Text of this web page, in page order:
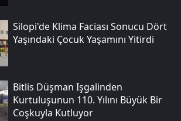
Silopi'de Klima Faciası Sonucu Dört
Yaşındaki Çocuk Yaşamını Yitirdi
Bitlis Düşman Işgalinden
Kurtuluşunun 110. Yılını Büyük Bir
Coşkuyla Kutluyor